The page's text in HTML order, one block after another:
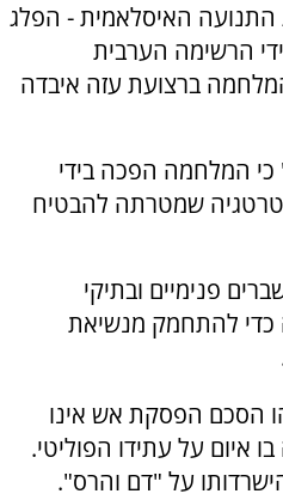
התנועה האיסלאמית - הפלג
הרשימה הערבית
ברצועת עזה איבדה
כי המלחמה הפכה בידי
שמטרתה להבטיח
פנימיים ובתיקי
להתחמק מנשיאת
הסכם הפסקת אש אינו
איום על עתידו הפוליטי.
על "דם והרס".